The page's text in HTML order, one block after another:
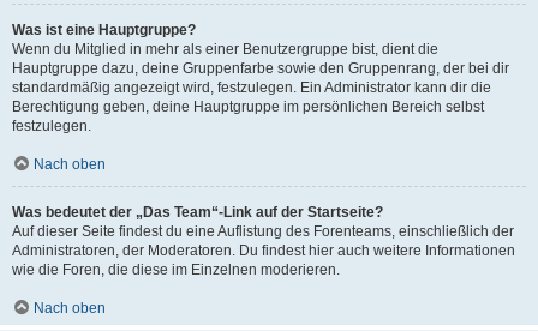
Was ist eine Hauptgruppe?
Wenn du Mitglied in mehr als einer Benutzergruppe bist, dient die
Hauptgruppe dazu, deine Gruppenfarbe sowie den Gruppenrang, der bei dir
standardmäßig angezeigt wird, festzulegen. Ein Administrator kann dir die
Berechtigung geben, deine Hauptgruppe im persönlichen Bereich selbst
festzulegen.
Nach oben
Was bedeutet der „Das Team“-Link auf der Startseite?
Auf dieser Seite findest du eine Auflistung des Forenteams, einschließlich der
Administratoren, der Moderatoren. Du findest hier auch weitere Informationen
wie die Foren, die diese im Einzelnen moderieren.
Nach oben